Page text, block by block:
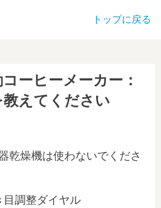
トップに戻る
ーヒーメーカー：
えてください
乾燥機は使わないでくださ
調整ダイヤル